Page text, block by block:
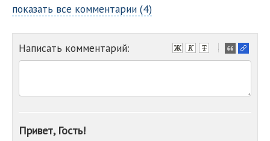
показать все комментарии (4)
Написать комментарий:
-
-
-
Привет, Гость!